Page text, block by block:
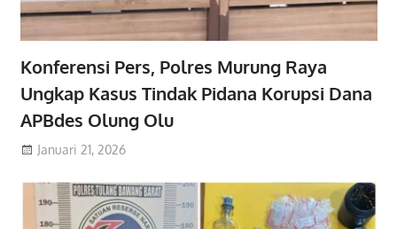
Konferensi Pers, Polres Murung Raya
Ungkap Kasus Tindak Pidana Korupsi Dana
APBdes Olung Olu
Januari 21, 2026